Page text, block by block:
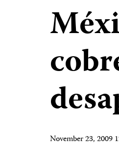
November 23, 2009